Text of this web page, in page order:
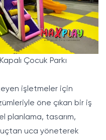
Çocuk Parkı
işletmeler için
öne çıkan bir iş
planlama, tasarım,
uçtan uca yöneterek